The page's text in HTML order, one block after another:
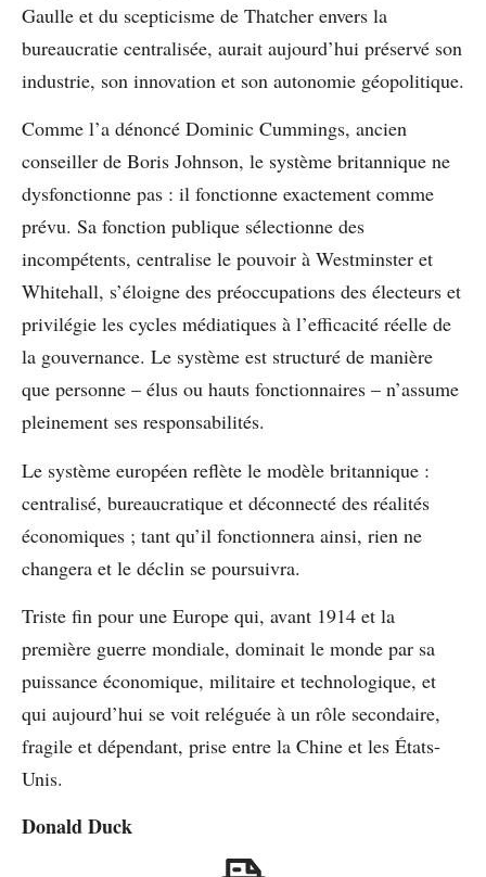
Gaulle et du scepticisme de Thatcher envers la
bureaucratie centralisée, aurait aujourd’hui préservé son
industrie, son innovation et son autonomie géopolitique.
Comme l’a dénoncé Dominic Cummings, ancien
conseiller de Boris Johnson, le système britannique ne
dysfonctionne pas : il fonctionne exactement comme
prévu. Sa fonction publique sélectionne des
incompétents, centralise le pouvoir à Westminster et
Whitehall, s’éloigne des préoccupations des électeurs et
privilégie les cycles médiatiques à l’efficacité réelle de
la gouvernance. Le système est structuré de manière
que personne – élus ou hauts fonctionnaires – n’assume
pleinement ses responsabilités.
Le système européen reflète le modèle britannique :
centralisé, bureaucratique et déconnecté des réalités
économiques ; tant qu’il fonctionnera ainsi, rien ne
changera et le déclin se poursuivra.
Triste fin pour une Europe qui, avant 1914 et la
première guerre mondiale, dominait le monde par sa
puissance économique, militaire et technologique, et
qui aujourd’hui se voit reléguée à un rôle secondaire,
fragile et dépendant, prise entre la Chine et les États-
Unis.
Donald Duck